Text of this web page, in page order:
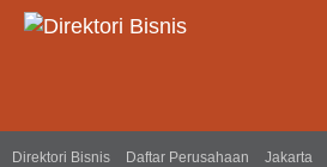
Direktori Bisnis Daftar Perusahaan Jakarta